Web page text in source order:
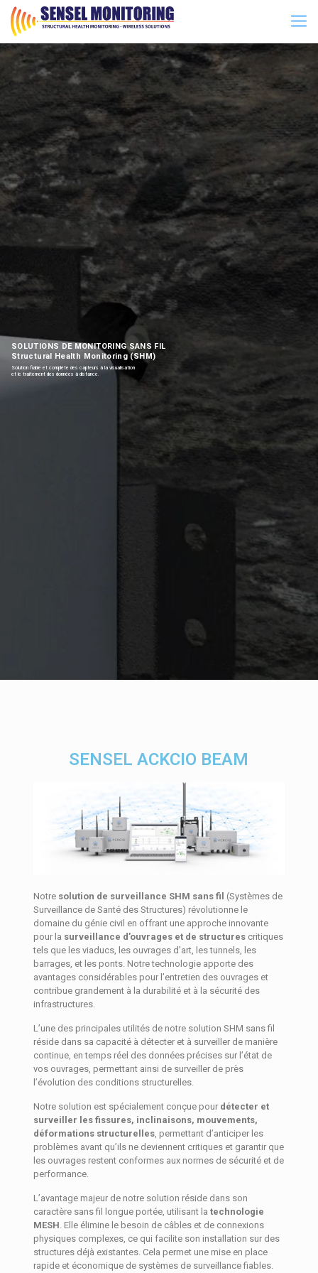
SOLUTIONS DE MONITORING SANS FIL
Structural Health Monitoring (SHM)
Solution fiable et complète des capteurs à la visualisation
et le traitement des données à distance.
SENSEL ACKCIO BEAM
Notre solution de surveillance SHM sans fil (Systèmes de
Surveillance de Santé des Structures) révolutionne le
domaine du génie civil en offrant une approche innovante
pour la surveillance d’ouvrages et de structurescritiques
tels que les viaducs, les ouvrages d’art, les tunnels, les
barrages, et les ponts. Notre technologie apporte des
avantages considérables pour l’entretien des ouvrages et
contribue grandement à la durabilité et à la sécurité des
infrastructures.
L’une des principales utilités de notre solution SHM sans fil
réside dans sa capacité à détecter et à surveiller de manière
continue, en temps réel des données précises sur l’état de
vos ouvrages, permettant ainsi de surveiller de près
l’évolution des conditions structurelles.
Notre solution est spécialement conçue pour détecter et
surveiller les fissures, inclinaisons, mouvements,
déformations structurelles, permettant d’anticiper les
problèmes avant qu’ils ne deviennent critiques et garantir que
les ouvrages restent conformes aux normes de sécurité et de
performance.
L’avantage majeur de notre solution réside dans son
caractère sans fil longue portée, utilisant la technologie
MESH . Elle élimine le besoin de câbles et de connexions
physiques complexes, ce qui facilite son installation sur des
structures déjà existantes. Cela permet une mise en place
rapide et économique de systèmes de surveillance fiables.